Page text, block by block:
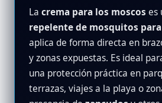
La crema para los moscos es
repelente de mosquitos
aplica de forma directa en
y zonas expuestas. Es ideal
una protección práctica en
terrazas, viajes a la playa o